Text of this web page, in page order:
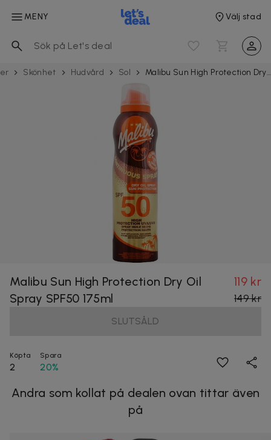
MENY Välj stad
Skönhet Hudvård Sol Malibu Sun High Protection Dry Oil Spray SPF50 175ml
Malibu Sun High Protection Dry Oil
Spray SPF50 175ml
119 kr
149 kr
SLUTSÅLD
Köpta
2
Spara
20%
Andra som kollat på dealen ovan tittar även
på